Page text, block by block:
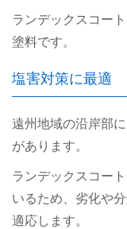
ランデックスコー
塗料です。
塩害対策に最適
遠州地域の沿岸部
があります。
ランデックスコー
いるため、劣化や
適応します。